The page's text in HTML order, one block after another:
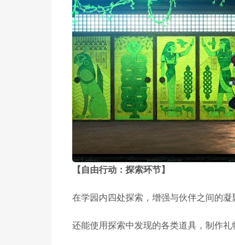
【自由行动：探索环节】
在学园内四处探索，增强与伙伴之间的凝
还能使用探索中发现的各类道具，制作礼